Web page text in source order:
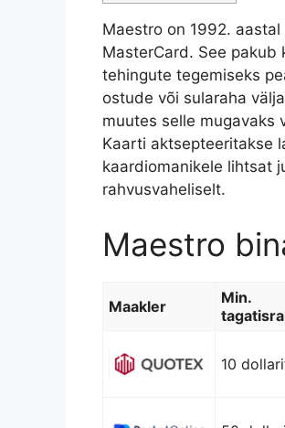
Maestro on 1992.
MasterCard. See
tehingute tegemiseks
ostude või sularaha
muutes selle mugavaks
Kaarti aktsepteeritakse
kaardiomanikele lihtsat
rahvusvaheliselt.
Maestro
Maakler
Min.
10